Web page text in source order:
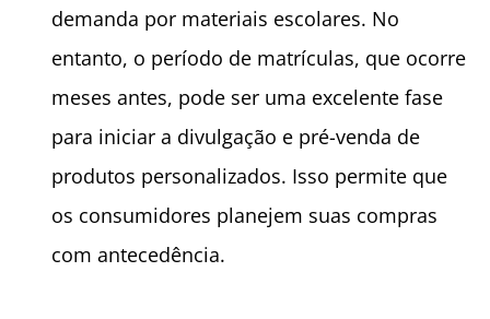
demanda por materiais escolares. No
entanto, o período de matrículas, que ocorre
meses antes, pode ser uma excelente fase
para iniciar a divulgação e pré-venda de
produtos personalizados. Isso permite que
os consumidores planejem suas compras
com antecedência.